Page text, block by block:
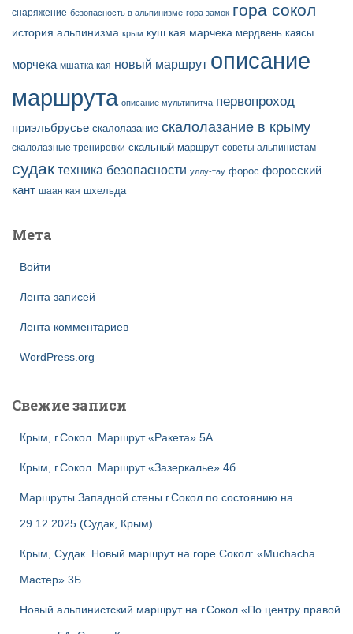
снаряжение безопасность в альпинизме гора замок гора сокол
история альпинизма крым куш кая марчека мердвень каясы
морчека мшатка кая новый маршрут описание
маршрута описание мультипитча первопроход
приэльбрусье скалолазание скалолазание в крыму
скалолазные тренировки скальный маршрут советы альпинистам
судак техника безопасности уллу-тау форос форосский
кант шаан кая шхельда
Мета
Войти
Лента записей
Лента комментариев
WordPress.org
Свежие записи
Крым, г.Сокол. Маршрут «Ракета» 5А
Крым, г.Сокол. Маршрут «Зазеркалье» 4б
Маршруты Западной стены г.Сокол по состоянию на
29.12.2025 (Судак, Крым)
Крым, Судак. Новый маршрут на горе Сокол: «Muchacha
Мастер» 3Б
Новый альпинистский маршрут на г.Сокол «По центру правой